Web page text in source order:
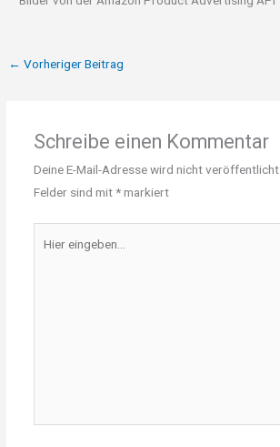
← Vorheriger Beitrag
Schreibe einen Kommentar
Deine E-Mail-Adresse wird nicht veröffentlicht.
Felder sind mit*markiert
eingeben…